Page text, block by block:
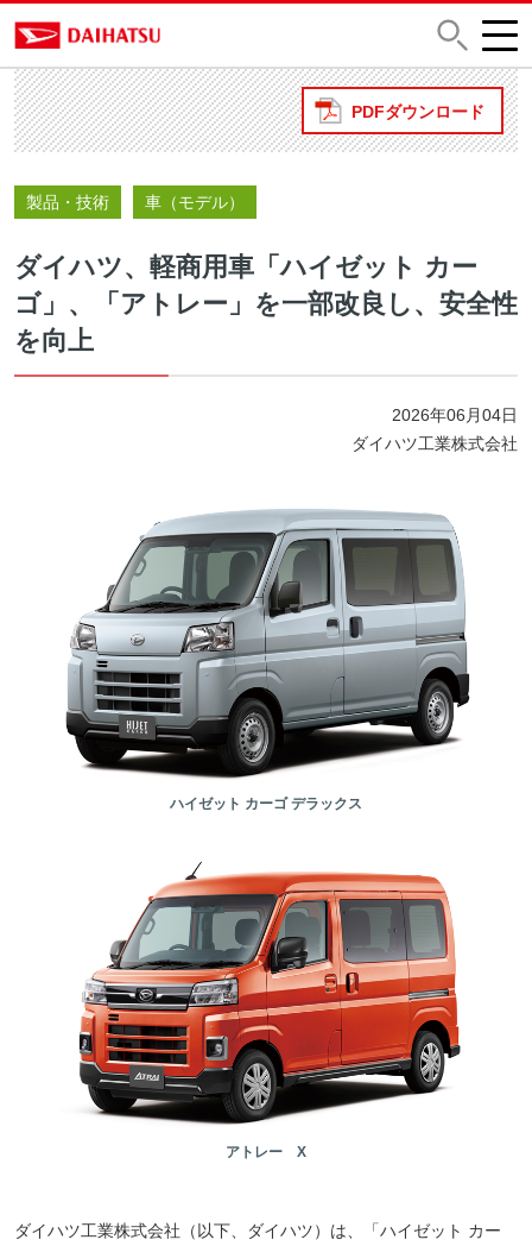
PDFダウンロード
製品・技術 車（モデル）
ダイハツ、軽商用車「ハイゼット カー
ゴ」、「アトレー」を一部改良し、安全性
を向上
2026年06月04日
ダイハツ工業株式会社
ハイゼット カーゴ デラックス
アトレー X
ダイハツ工業株式会社（以下、ダイハツ）は、「ハイゼット カー